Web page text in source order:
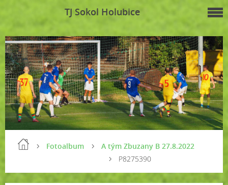
TJ Sokol Holubice
Fotoalbum
A tým Zbuzany B 27.8.2022
P8275390